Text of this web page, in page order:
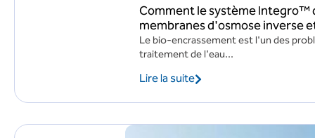
Comment le système Integro™
membranes d'osmose inverse
Le bio-encrassement est l'un des
traitement de l'eau...
Lire la suite